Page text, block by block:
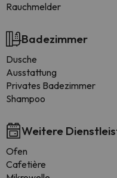
Rauchmelder
Badezimmer
Dusche
Ausstattung
Privates Badezimmer
Shampoo
Weitere
Ofen
Cafetière